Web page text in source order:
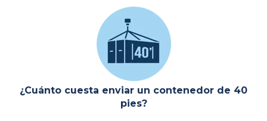
¿Cuánto cuesta enviar un contenedor de 40
pies?